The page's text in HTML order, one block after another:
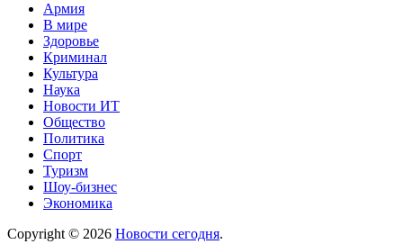
Армия
В мире
Здоровье
Криминал
Культура
Наука
Новости ИТ
Общество
Политика
Спорт
Туризм
Шоу-бизнес
Экономика
Copyright © 2026 Новости сегодня.